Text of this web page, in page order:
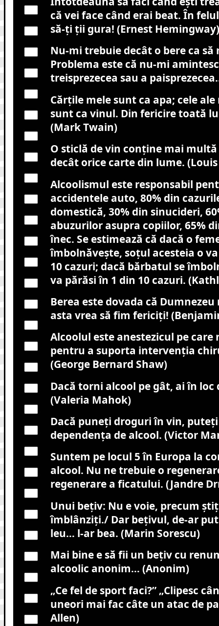
că vei face când erai beat. În
să-ţi ţii gura! (Ernest Hemingway)
Nu-mi trebuie decât o bere ca să
Problema este că nu-mi
treisprezecea sau a
Cărţile mele sunt ca apa; cele
sunt ca vinul. Din fericire toată
(Mark Twain)
O sticlă de vin conţine mai
decât orice carte din lume.
Alcoolismul este responsabil
accidentele auto, 80% din
domestică, 30% din sinucideri,
abuzurilor asupra copiilor, 65%
înec. Se estimează că dacă o
îmbolnăveşte, soţul acesteia o
10 cazuri; dacă bărbatul se
va părăsi în 1 din 10 cazuri.
Berea este dovada că Dumnezeu
asta vrea să fim fericiţi!
Alcoolul este anestezicul pe
pentru a suporta intervenţia
(George Bernard Shaw)
Dacă torni alcool pe gât, ai în loc
(Valeria Mahok)
Dacă puneţi droguri în vin,
dependenţa de alcool. (Victor
Suntem pe locul 5 în Europa la
alcool. Nu ne trebuie o
regenerare a ficatului. (Jandre
Unui beţiv: Nu e voie, precum
îmblânziţi./ Dar beţivul, de-ar
leu… l-ar bea. (Marin Sorescu)
Mai bine e să fii un beţiv cu
alcoolic anonim… (Anonim)
„Ce fel de sport faci?” „Clipesc
uneori mai fac câte un atac de
Allen)